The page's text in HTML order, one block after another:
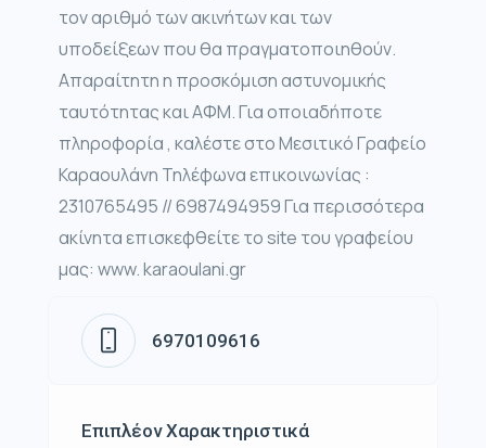
τον αριθμό των ακινήτων και των
υποδείξεων που θα πραγματοποιηθούν.
Απαραίτητη η προσκόμιση αστυνομικής
ταυτότητας και ΑΦΜ. Για οποιαδήποτε
πληροφορία , καλέστε στο Μεσιτικό Γραφείο
Καραουλάνη Τηλέφωνα επικοινωνίας :
2310765495 // 6987494959 Για περισσότερα
ακίνητα επισκεφθείτε το site του γραφείου
μας: www. karaoulani.gr
6970109616
Επιπλέον Χαρακτηριστικά